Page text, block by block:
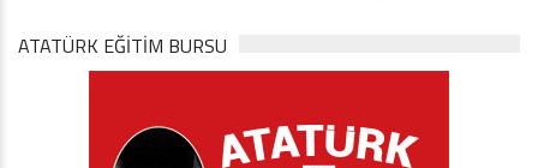
ATATÜRK EĞITIM BURSU